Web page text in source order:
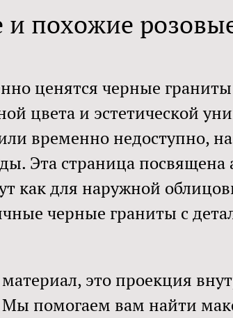
похожие
ценятся черные
цвета и эстетической
временно недоступно,
Эта страница
как для наружной
черные граниты с
это проекция
Мы помогаем вам найти